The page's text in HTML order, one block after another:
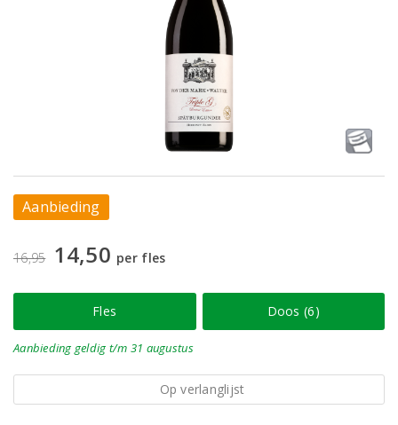
Aanbieding
16,95 14,50 per fles
Fles Doos (6)
Aanbieding geldig t/m 31 augustus
Op verlanglijst